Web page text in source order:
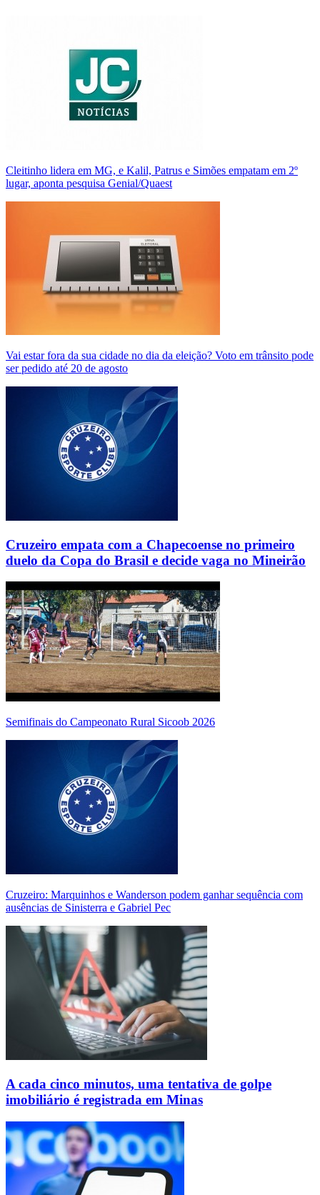
Cleitinho lidera em MG, e Kalil, Patrus e Simões empatam em 2º
lugar, aponta pesquisa Genial/Quaest
Vai estar fora da sua cidade no dia da eleição? Voto em trânsito pode
ser pedido até 20 de agosto
Cruzeiro empata com a Chapecoense no primeiro
duelo da Copa do Brasil e decide vaga no Mineirão
Semifinais do Campeonato Rural Sicoob 2026
Cruzeiro: Marquinhos e Wanderson podem ganhar sequência com
ausências de Sinisterra e Gabriel Pec
A cada cinco minutos, uma tentativa de golpe
imobiliário é registrada em Minas